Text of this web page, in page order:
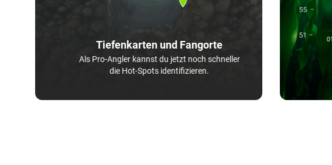
Tiefenkarten und Fangorte
Als Pro-Angler kannst du jetzt noch schneller
die Hot-Spots identifizieren.